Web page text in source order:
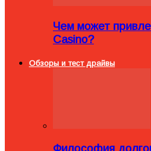
Чем может
Casino?
Обзоры и тест драйвы
Философия